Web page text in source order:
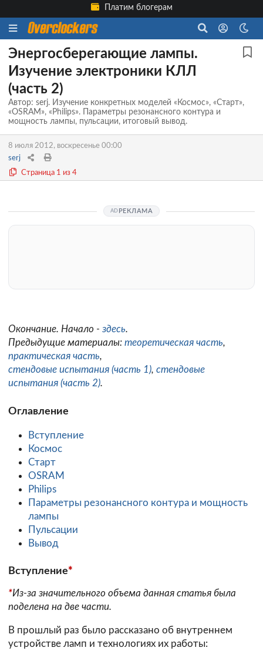
Платим блогерам
Энергосберегающие лампы.
Изучение электроники КЛЛ
(часть 2)
Автор: serj. Изучение конкретных моделей «Космос», «Старт»,
«OSRAM», «Philips». Параметры резонансного контура и
мощность лампы, пульсации, итоговый вывод.
8 июля 2012, воскресенье 00:00
serj
Страница 1 из 4
РЕКЛАМА
Окончание. Начало - здесь.
Предыдущие материалы: теоретическая часть,
практическая часть,
стендовые испытания (часть 1), стендовые
испытания (часть 2).
Оглавление
Вступление
Космос
Старт
OSRAM
Philips
Параметры резонансного контура и мощность
лампы
Пульсации
Вывод
Вступление*
*Из-за значительного объема данная статья была
поделена на две части.
В прошлый раз было рассказано об внутреннем
устройстве ламп и технологиях их работы: